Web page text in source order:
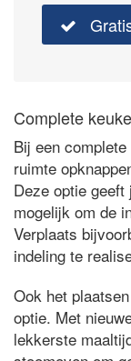
Complete
Bij een
ruimte
Deze optie
mogelijk om de
Verplaats
indeling te
Ook het
optie. Met
lekkerste